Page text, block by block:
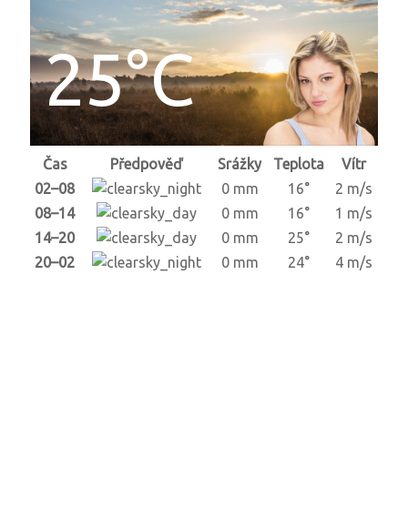
25°C
Čas Předpověď Srážky Teplota
Vítr
02–08
0 mm 16°
2 m/s
08–14
0 mm 16°
1 m/s
14–20
0 mm 25°
2 m/s
20–02
0 mm 24° 4 m/s